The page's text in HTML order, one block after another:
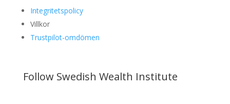
Integritetspolicy
Villkor
Trustpilot-omdömen
Follow Swedish Wealth Institute